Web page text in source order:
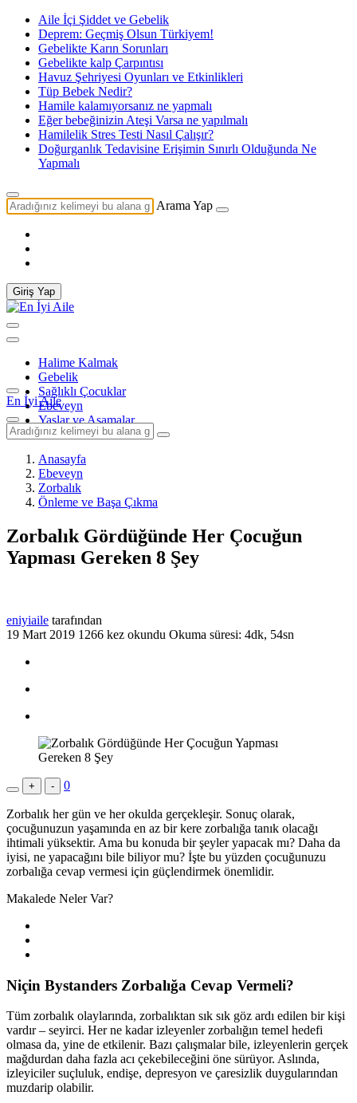
Aile İçi Şiddet ve Gebelik
Deprem: Geçmiş Olsun Türkiyem!
Gebelikte Karın Sorunları
Gebelikte kalp Çarpıntısı
Havuz Şehriyesi Oyunları ve Etkinlikleri
Tüp Bebek Nedir?
Hamile kalamıyorsanız ne yapmalı
Eğer bebeğinizin Ateşi Varsa ne yapılmalı
Hamilelik Stres Testi Nasıl Çalışır?
Doğurganlık Tedavisine Erişimin Sınırlı Olduğunda Ne
Yapmalı
Arama Yap
Giriş Yap
Halime Kalmak
Gebelik
Sağlıklı Çocuklar
Ebeveyn
Yaşlar ve Aşamalar
En İyi Aile
Anasayfa
Ebeveyn
Zorbalık
Önleme ve Başa Çıkma
Zorbalık Gördüğünde Her Çocuğun
Yapması Gereken 8 Şey
eniyiaile tarafından
19 Mart 2019 1266 kez okundu Okuma süresi: 4dk, 54sn
+ - 0
Zorbalık her gün ve her okulda gerçekleşir. Sonuç olarak,
çocuğunuzun yaşamında en az bir kere zorbalığa tanık olacağı
ihtimali yüksektir. Ama bu konuda bir şeyler yapacak mı? Daha da
iyisi, ne yapacağını bile biliyor mu? İşte bu yüzden çocuğunuzu
zorbalığa cevap vermesi için güçlendirmek önemlidir.
Makalede Neler Var?
Niçin Bystanders Zorbalığa Cevap Vermeli?
Tüm zorbalık olaylarında, zorbalıktan sık sık göz ardı edilen bir kişi
vardır – seyirci. Her ne kadar izleyenler zorbalığın temel hedefi
olmasa da, yine de etkilenir. Bazı çalışmalar bile, izleyenlerin gerçek
mağdurdan daha fazla acı çekebileceğini öne sürüyor. Aslında,
izleyiciler suçluluk, endişe, depresyon ve çaresizlik duygularından
muzdarip olabilir.